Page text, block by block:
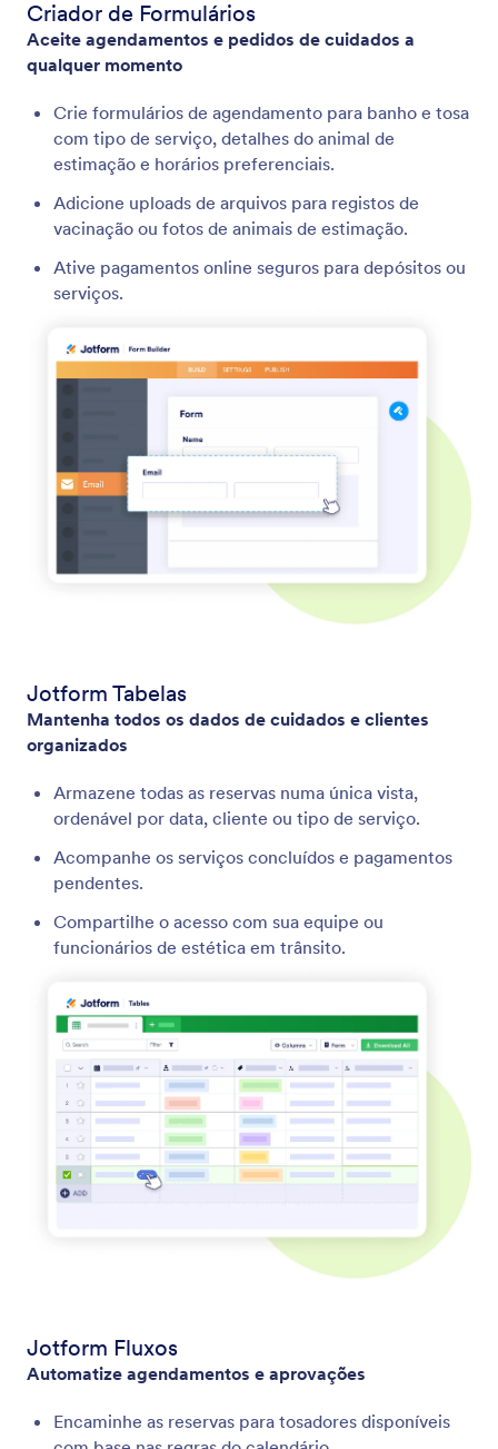
Criador de Formulários
Aceite agendamentos e pedidos de cuidados a
qualquer momento
Crie formulários de agendamento para banho e tosa
com tipo de serviço, detalhes do animal de
estimação e horários preferenciais.
Adicione uploads de arquivos para registos de
vacinação ou fotos de animais de estimação.
Ative pagamentos online seguros para depósitos ou
serviços.
Jotform Tabelas
Mantenha todos os dados de cuidados e clientes
organizados
Armazene todas as reservas numa única vista,
ordenável por data, cliente ou tipo de serviço.
Acompanhe os serviços concluídos e pagamentos
pendentes.
Compartilhe o acesso com sua equipe ou
funcionários de estética em trânsito.
Jotform Fluxos
Automatize agendamentos e aprovações
Encaminhe as reservas para tosadores disponíveis